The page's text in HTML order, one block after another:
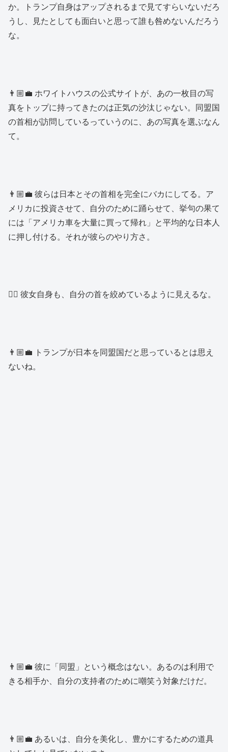
か。トランプ自身はアップされるまで見てすらいないだろ
うし、見たとしても面白いと思って誰も咎めないんだろう
な。
👨🏼‍💼 ホワイトハウスの公式サイトが、あの一枚目の写
真をトップに持ってきたのは正気の沙汰じゃない。同盟国
の首相が訪問しているっていうのに、あの写真を選ぶなん
て。
👨🏼‍💼 彼らは日本とその首相を完全にバカにしてる。ア
メリカに投資させて、自分のために踊らせて、挙句の果て
には「アメリカ車を大量に買って帰れ」と平均的な日本人
に押し付ける。それが彼らのやり方さ。
👱‍♂️ 彼女自身も、自分の首を絞めているように見えるな。
👨🏼‍💼 トランプが日本を同盟国だと思っているとは思え
ないね。
👨🏼‍💼 彼に「同盟」という概念はない。あるのは利用で
きる相手か、自分の支持者のために嘲笑う対象だけだ。
👨🏼‍💼 あるいは、自分を美化し、豊かにするための道具